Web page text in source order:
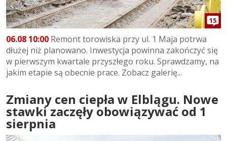
15
06.08 10:00 Remont torowiska przy ul. 1 Maja potrwa
dłużej niż planowano. Inwestycja powinna zakończyć się
w pierwszym kwartale przyszłego roku. Sprawdzamy, na
jakim etapie są obecnie prace. Zobacz galerię...
Zmiany cen ciepła w Elblągu. Nowe
stawki zaczęły obowiązywać od 1
sierpnia